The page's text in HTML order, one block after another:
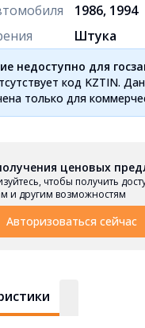
1986, 1994
Штука
недоступно для
код KZTIN.
только для
ценовых
чтобы получить
и другим возможностям
Авторизоваться сейчас